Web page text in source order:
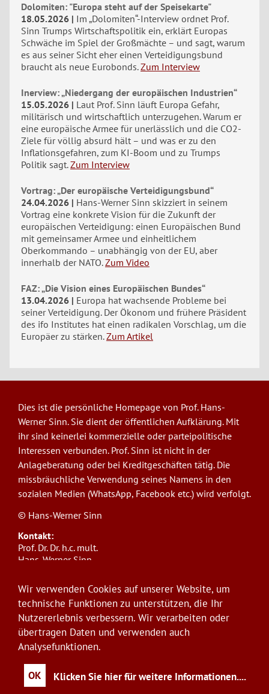
Dolomiten: "Europa steht auf der Speisekarte"
18.05.2026
Im „Dolomiten“-Interview ordnet Prof.
Sinn Trumps Wirtschaftspolitik ein, erklärt Europas
Schwäche im Spiel der Großmächte – und sagt, warum
es aus seiner Sicht eher einen Verteidigungsbund
braucht als neue Eurobonds. Zum Interview
Inerview: „Niedergang der europäischen Industrien“
15.05.2026
Laut Prof. Sinn läuft Europa Gefahr,
militärisch und wirtschaftlich unterzugehen. Warum er
eine europäische Armee für unerlässlich und die CO2-
Ziele für völlig absurd hält – und was er zu den
Inflationsgefahren, zum KI-Boom und zu Trumps
Politik sagt. Zum Interview
Vortrag: „Der europäische Verteidigungsbund“
24.04.2026
Hans-Werner Sinn skizziert in seinem
Vortrag eine konkrete Vision für die Zukunft der
europäischen Verteidigung: einen Europäischen Bund
mit gemeinsamer Armee und einheitlichem
Oberkommando – unabhängig von der EU, aber
innerhalb der NATO. Zum Video
FAZ: „Die Vision eines Europäischen Bundes“
13.04.2026
Europa hat wachsende Probleme bei
seiner Verteidigung. Der Ökonom und frühere Präsident
des ifo Institutes hat einen radikalen Vorschlag, um die
Europäer zu stärken. Zum Artikel
Dies ist die persönliche Homepage von Prof. Hans-
Werner Sinn. Sie dient der öffentlichen Aufklärung. Mit
ihr sind keinerlei kommerzielle oder parteipolitische
Interessen verbunden. Prof. Sinn ist nicht in der
Anlageberatung oder bei Kreditgeschäften tätig. Die
missbräuchliche Verwendung seines Namens in den
sozialen Medien (WhatsApp, Facebook etc.) wird verfolgt.
© Hans-Werner Sinn
Kontakt:
Prof. Dr. Dr. h.c. mult.
Hans-Werner Sinn,
ifo Institut
Poschingerstr. 5, 81679 München
Telefon: +49(0)89/9224-1276
E-Mail:sinn@ifo.de
User
account
menu
Anmelden
Wir verwenden Cookies auf unserer Website, um
technische Funktionen zu unterstützen, die Ihr
Nutzererlebnis verbessern. Wir verarbeiten oder
übertragen Daten und verwenden auch
Analysefunktionen.
OK Klicken Sie hier für weitere Informationen....